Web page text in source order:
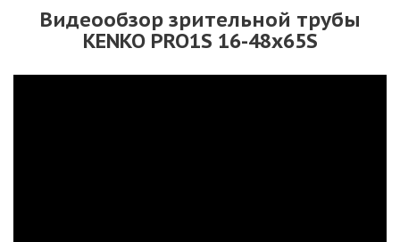
Видеообзор зрительной трубы
KENKO PRO1S 16-48x65S